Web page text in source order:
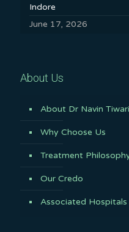
Indore
June 17, 2026
About Us
About Dr Navin Tiwari
Why Choose Us
Treatment
Our Credo
Associated Hospitals